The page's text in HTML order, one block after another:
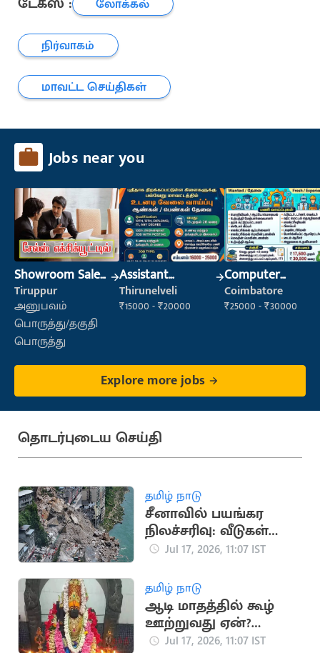
நிர்வாகம்
மாவட்ட செய்திகள்
Jobs near you
Showroom Sales
Executive (Retail
Sales)
Tiruppur
அனுபவம்
பொருத்து/தகுதி
பொருத்து
Assistant
Manager
Thirunelveli
₹15000 - ₹20000
Computer
Operator
Coimbatore
₹25000 - ₹30000
Explore more jobs
தொடர்புடைய செய்தி
தமிழ் நாடு
சீனாவில் பயங்கர
நிலச்சரிவு: வீடுகள்
இடிந்து பலர்
Jul 17, 2026, 11:07 IST
தமிழ் நாடு
ஆடி மாதத்தில் கூழ்
ஊற்றுவது ஏன்?
முன்னோர்களின்
Jul 17, 2026, 11:07 IST